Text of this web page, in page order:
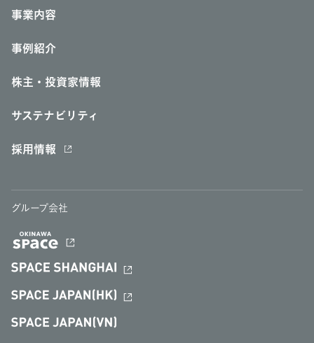
事業内容
事例紹介
株主・投資家情報
サステナビリティ
採用情報
グループ会社